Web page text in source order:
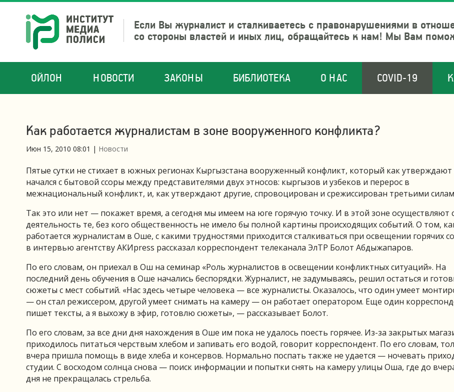
Если Вы журналист и сталкиваетесь с правонарушениями в
со стороны властей и иных лиц, обращайтесь к нам! Мы Вам
ОЙЛОН НОВОСТИ ЗАКОНЫ БИБЛИОТЕКА О НАС COVID-19
Как работается журналистам в зоне вооруженного конфликта?
Июн 15, 2010 08:01 | Новости
Пятые сутки не стихает в южных регионах Кыргызстана вооруженный конфликт, который как
начался с бытовой ссоры между представителями двух этносов: кыргызов и узбеков и перерос в
межнациональный конфликт, и, как утверждают другие, спровоцирован и срежиссирован третьими
Так это или нет — покажет время, а сегодня мы имеем на юге горячую точку. И в этой зоне осуществляют
деятельность те, без кого общественность не имело бы полной картины происходящих событий. О том,
работается журналистам в Оше, с какими трудностями приходится сталкиваться при освещении горячих
в интервью агентству АКИpress рассказал корреспондент телеканала ЭлТР Болот Абдыжапаров.
По его словам, он приехал в Ош на семинар «Роль журналистов в освещении конфликтных ситуаций». На
последний день обучения в Оше начались беспорядки. Журналист, не задумываясь, решил остаться и
сюжеты с мест событий. «Нас здесь четыре человека — все журналисты. Оказалось, что один умеет
— он стал режиссером, другой умеет снимать на камеру — он работает оператором. Еще один
пишет тексты, а я выхожу в эфир, готовлю сюжеты», — рассказывает Болот.
По его словам, за все дни дня нахождения в Оше им пока не удалось поесть горячее. Из-за закрытых
приходилось питаться черствым хлебом и запивать его водой, говорит корреспондент. По его словам,
вчера пришла помощь в виде хлеба и консервов. Нормально поспать также не удается — ночевать
студии. С восходом солнца снова — поиск информации и попытки снять на камеру улицы Оша, где до
дня не прекращалась стрельба.